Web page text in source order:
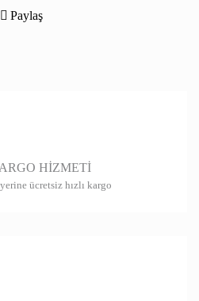
formunu kullanarak tarafımıza
Paylaş
HİZMETİ
ücretsiz hızlı kargo